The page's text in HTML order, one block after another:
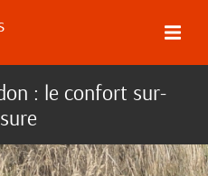
: le confort sur-